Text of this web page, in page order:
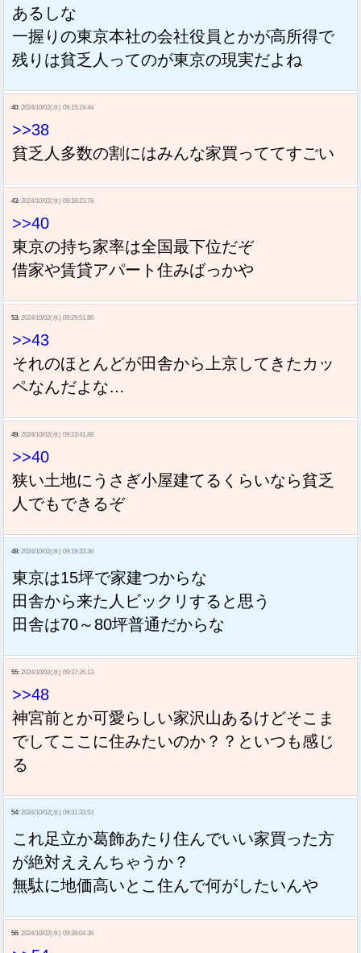
あるしな
一握りの東京本社の会社役員とかが高所得で
残りは貧乏人ってのが東京の現実だよね
40: 2024/10/02(水) 09:15:19.44
>>38
貧乏人多数の割にはみんな家買っててすごい
43: 2024/10/02(水) 09:18:23.76
>>40
東京の持ち家率は全国最下位だぞ
借家や賃貸アパート住みばっかや
53: 2024/10/02(水) 09:29:51.86
>>43
それのほとんどが田舎から上京してきたカッ
ペなんだよな…
49: 2024/10/02(水) 09:23:41.88
>>40
狭い土地にうさぎ小屋建てるくらいなら貧乏
人でもできるぞ
48: 2024/10/02(水) 09:19:33.36
東京は15坪で家建つからな
田舎から来た人ビックリすると思う
田舎は70～80坪普通だからな
55: 2024/10/02(水) 09:37:26.13
>>48
神宮前とか可愛らしい家沢山あるけどそこま
でしてここに住みたいのか？？といつも感じ
る
54: 2024/10/02(水) 09:31:33.53
これ足立か葛飾あたり住んでいい家買った方
が絶対ええんちゃうか？
無駄に地価高いとこ住んで何がしたいんや
56: 2024/10/02(水) 09:38:04.36